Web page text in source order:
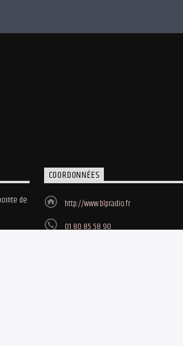
de
COORDONNÉES
http://www.blpradio.fr
01 80 85 58 90